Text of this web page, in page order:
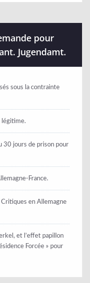
pour
Jugendamt.
sous la contrainte
légitime.
30 jours de prison pour
France.
en Allemagne
et l’effet papillon
Forcée » pour